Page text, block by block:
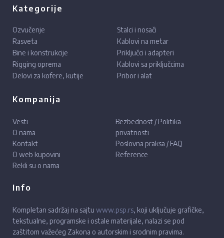
Kategorije
Ozvučenje
Rasveta
Bine i konstrukcije
Rigging oprema
Delovi za kofere, kutije
Stalci i nosači
Kablovi na metar
Priključci i adapteri
Kablovi sa priključcima
Pribor i alat
Kompanija
Vesti
O nama
Kontakt
O web kupovini
Rekli su o nama
Bezbednost / Politika
privatnosti
Poslovna praksa / FAQ
Reference
Info
Kompletan sadržaj na sajtu www.psp.rs, koji uključuje grafičke,
tekstualne, programske i ostale materijale, nalazi se pod
zaštitom važećeg Zakona o autorskim i srodnim pravima.